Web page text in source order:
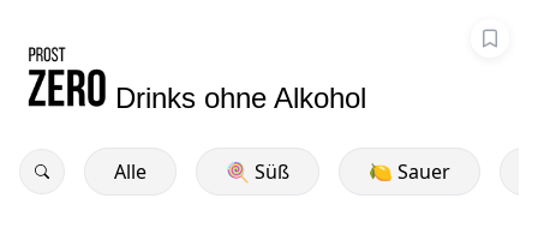
Drinks ohne Alkohol
Alle 🍭 Süß 🍋 Sauer